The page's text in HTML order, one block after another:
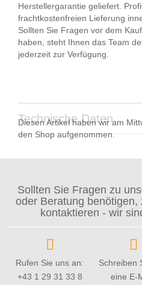
Herstellergarantie geliefert.
frachtkostenfreien Lieferung
Sollten Sie Fragen vor dem
haben, steht Ihnen das Team
jederzeit zur Verfügung.
Technische Daten
Diesen Artikel haben wir am
den Shop aufgenommen.
Sollten Sie Fragen zu
oder Beratung
kontaktieren - wir
Rufen Sie uns an:
+43 1 29 31 33 8
Schreiben
eine E-